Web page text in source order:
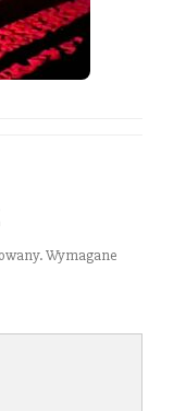
Wymagane